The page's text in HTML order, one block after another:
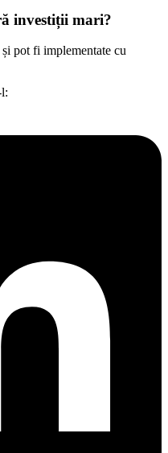
investiții mari?
pot fi implementate cu